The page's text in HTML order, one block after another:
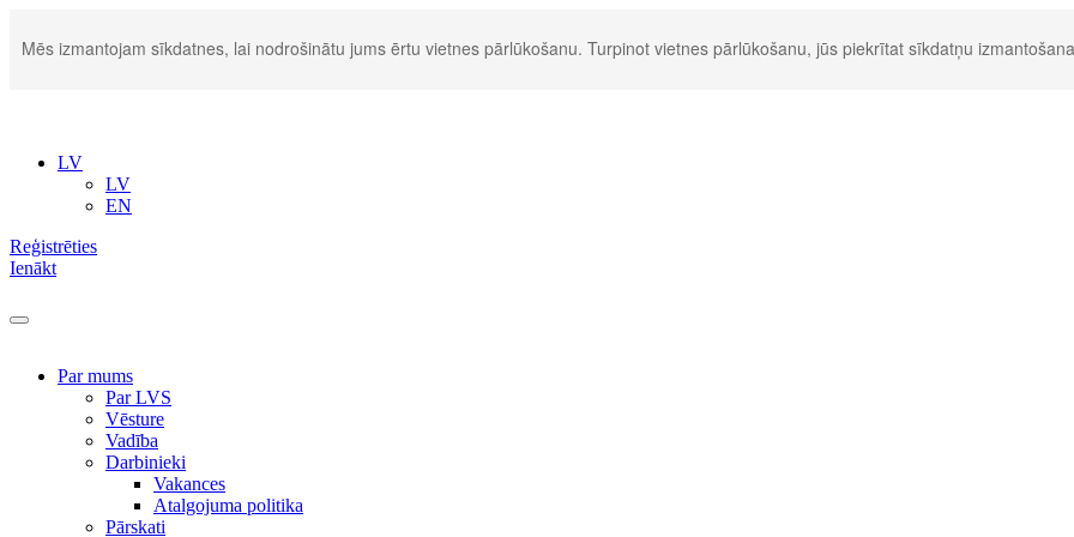
Mēs izmantojam sīkdatnes, lai nodrošinātu jums ērtu vietnes pārlūkošanu. Turpinot vietnes pārlūkošanu, jūs piekrītat sīkdatņu
LV
LV
EN
Reģistrēties
Ienākt
Par mums
Par LVS
Vēsture
Vadība
Darbinieki
Vakances
Atalgojuma politika
Pārskati